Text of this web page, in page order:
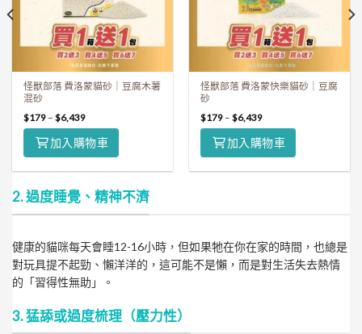
怪獸部落 費洛蒙貓砂｜豆腐木薯
混砂
$179 –$6,439
加入購物車
怪獸部落 費洛蒙快樂貓砂｜豆腐
砂
$179 –$6,439
加入購物車
2. 過度睡覺、精神不濟
健康的貓咪每天會睡12-16小時，但如果牠在你在家的時間，也總是
對玩具提不起勁、懶洋洋的，這可能不是懶，而是對生活失去熱情
的「習得性無助」。
3. 猛舔或過度梳理（壓力性）